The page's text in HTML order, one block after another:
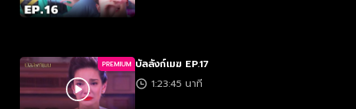
PREMIUM บัลลังก์เมฆ EP.17
1:23:45 นาที